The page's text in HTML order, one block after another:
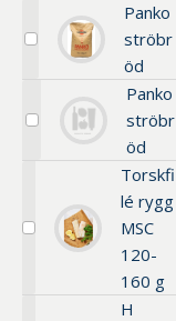
Välj
ströbröd
Panko
ströbr
öd
Välj
ströbröd
Panko
ströbr
öd
Välj
MSC
Torskfi
lé rygg
MSC
120-
160 g
H